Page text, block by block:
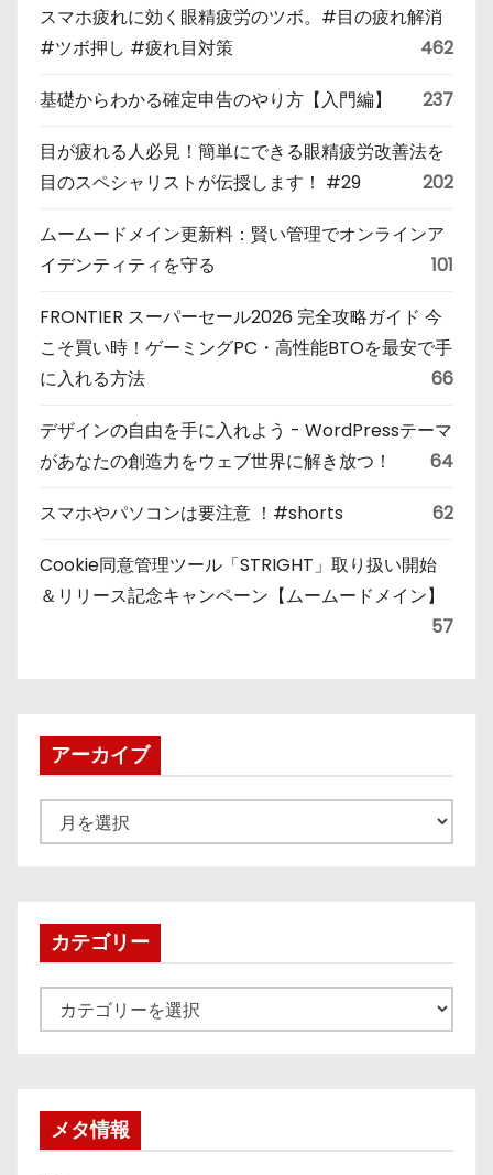
スマホ疲れに効く眼精疲労のツボ。#目の疲れ解消
#ツボ押し #疲れ目対策
462
基礎からわかる確定申告のやり方【入門編】 237
目が疲れる人必見！簡単にできる眼精疲労改善法を
目のスペシャリストが伝授します！ #29
202
ムームードメイン更新料：賢い管理でオンラインア
イデンティティを守る
101
FRONTIER スーパーセール2026 完全攻略ガイド 今
こそ買い時！ゲーミングPC・高性能BTOを最安で手
に入れる方法
66
デザインの自由を手に入れよう - WordPressテーマ
があなたの創造力をウェブ世界に解き放つ！
64
スマホやパソコンは要注意 ！#shorts 62
Cookie同意管理ツール「STRIGHT」取り扱い開始
＆リリース記念キャンペーン【ムームードメイン】
57
アーカイブ
ー
ブカテゴリー
テ
メタ情報